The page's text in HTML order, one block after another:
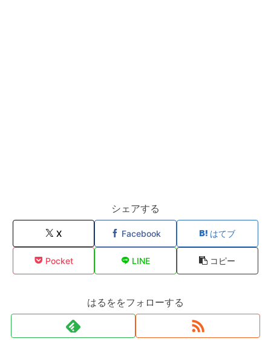
シェアする
X Facebook はてブ
Pocket LINE コピー
はるををフォローする